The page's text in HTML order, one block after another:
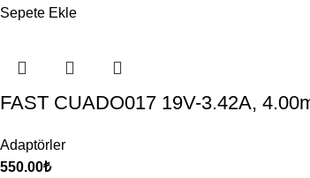
Sepete Ekle
FAST CUADO017 19V-3.42A,
Adaptörler
550.00₺